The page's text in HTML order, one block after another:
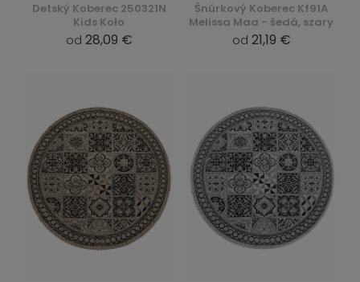
Detský Koberec 250321N
Kids Koło
od 28,09 €
Šnúrkový Koberec Kf91A
Melissa Maa - šedá, szary
od 21,19 €